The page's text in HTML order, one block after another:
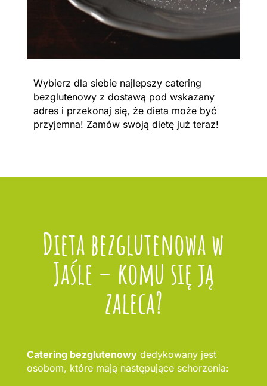
Wybierz dla siebie najlepszy catering
bezglutenowy z dostawą pod wskazany
adres i przekonaj się, że dieta może być
przyjemna! Zamów swoją dietę już teraz!
Dieta bezglutenowa w
Jaśle – komu się ją
zaleca?
Catering bezglutenowydedykowany jest
osobom, które mają następujące schorzenia: